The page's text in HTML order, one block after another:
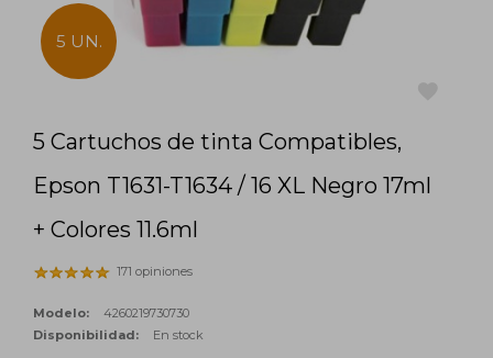
5 UN.
5 Cartuchos de tinta Compatibles,
Epson T1631-T1634 / 16 XL Negro 17ml
+ Colores 11.6ml
171 opiniones
Modelo:
4260219730730
Disponibilidad:
En stock